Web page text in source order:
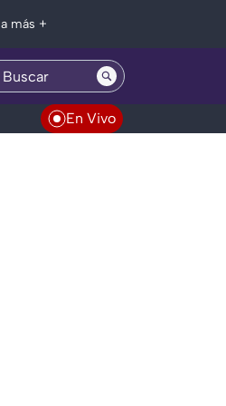
a más +
En Vivo